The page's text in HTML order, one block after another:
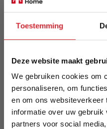
Toestemming
Deze website maakt
We gebruiken cookies om
personaliseren, om
en om ons websiteverkeer
informatie over uw
partners voor social
5420073305713
Prijs
€ 439,00
Informeer naar de
Kleur
8258